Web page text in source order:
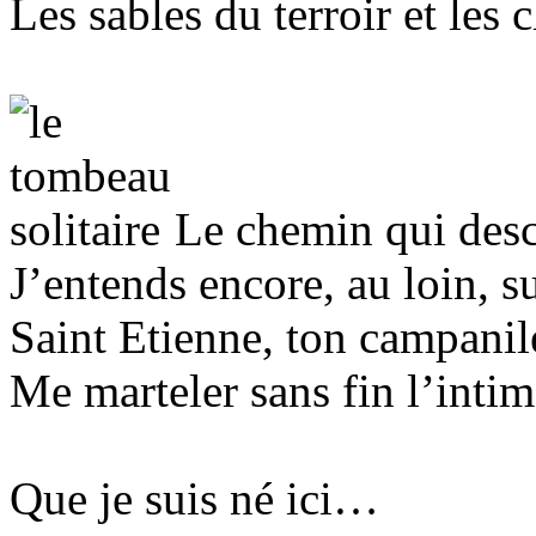
Les sables du terroir et les
Le chemin qui
J’entends encore, au loin,
Saint Etienne, ton
Me marteler sans fin
Que je suis né ici…